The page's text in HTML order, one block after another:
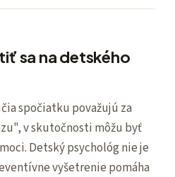
sa na detského
spočiatku považujú za
v skutočnosti môžu byť
Detský psychológ nie je
vyšetrenie pomáha